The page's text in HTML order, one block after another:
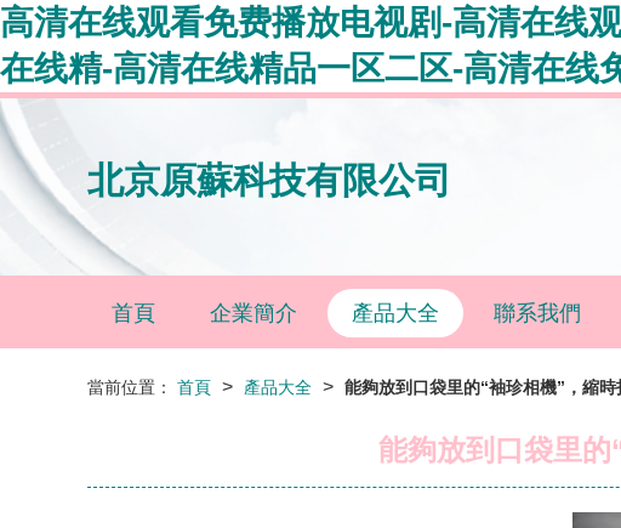
高清在线观看免费播放电视剧-高清在线
在线精-高清在线精品一区二区-高清在线
北京原蘇科技有限公司
首頁 企業簡介 產品大全 聯系我們
當前位置： 首頁 > 產品大全 > 能夠放到口袋里的“袖珍相機”，縮
能夠放到口袋里